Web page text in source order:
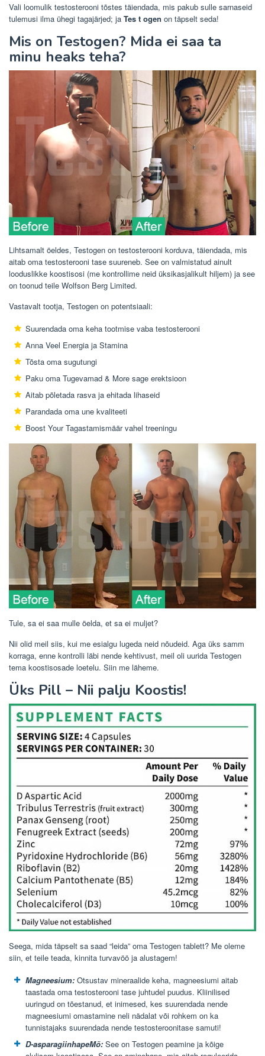
Vali loomulik testosterooni tõstes täiendada, mis pakub sulle sarnaseid
tulemusi ilma ühegi tagajärjed; ja Tes t ogen on täpselt seda!
Mis on Testogen? Mida ei saa ta
minu heaks teha?
Lihtsamalt öeldes, Testogen on testosterooni korduva, täiendada, mis
aitab oma testosterooni tase suureneb. See on valmistatud ainult
looduslikke koostisosi (me kontrollime neid üksikasjalikult hiljem) ja see
on toonud teile Wolfson Berg Limited.
Vastavalt tootja, Testogen on potentsiaali:
Suurendada oma keha tootmise vaba testosterooni
Anna Veel Energia ja Stamina
Tõsta oma sugutungi
Paku oma Tugevamad & More sage erektsioon
Aitab põletada rasva ja ehitada lihaseid
Parandada oma une kvaliteeti
Boost Your Tagastamismäär vahel treeningu
Tule, sa ei saa mulle öelda, et sa ei muljet?
Nii olid meil siis, kui me esialgu lugeda neid nõudeid. Aga üks samm
korraga, enne kontrolli läbi nende kehtivust, meil oli uurida Testogen
tema koostisosade loetelu. Siin me läheme.
Üks Pill – Nii palju Koostis!
Seega, mida täpselt sa saad “leida” oma Testogen tablett? Me oleme
siin, et teile teada, kinnita turvavöö ja alustagem!
Magneesium: Otsustav mineraalide keha, magneesiumi aitab
taastada oma testosterooni tase juhtudel puudus. Kliinilised
uuringud on tõestanud, et inimesed, kes suurendada nende
magneesiumi omastamine neli nädalat või rohkem on ka
tunnistajaks suurendada nende testosteroonitase samuti!
D-asparagiinhapeMõ: See on Testogen peamine ja kõige